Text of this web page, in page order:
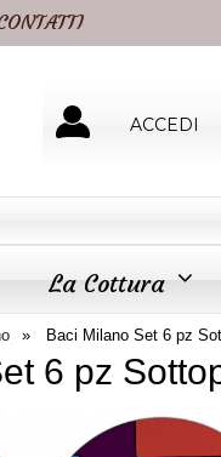
ACCEDI
La Cottura
Baci Milano Set 6 pz
6 pz